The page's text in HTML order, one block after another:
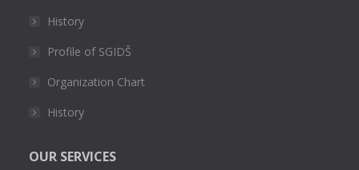
History
Profile of SGIDŠ
Organization Chart
History
OUR SERVICES